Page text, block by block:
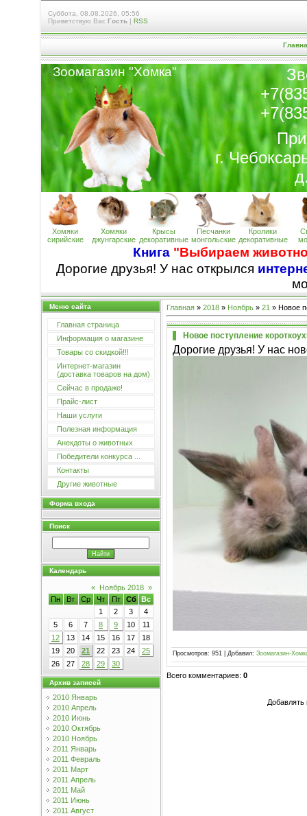
Суббота, 08.08.2026, 05:56
Приветствую Вас Гость| RSS
Зоомагазин "Хомка"
г.
Хомяки
сирийские
Хомяки
джунгарские
Крысы
декоративные
Песчанки
монгольские
Кролики
декоративные
Книга "Выбираем
Дорогие друзья! У нас открылся
Меню сайта
Главная страница
Информация о магазине
Товары со скидкой!!!
Интернет-магазин
(доставка товаров на дом)
Сейчас в продаже!
Прайс-лист
Наши услуги
Полезная информация
Анекдоты о животных
Победители конкурса ...
Контакты
Другие животные
Форма входа
Поиск
Календарь
« Ноябрь 2018 »
Пн
Вт Ср Чт Пт Сб
Вс
1
2 3
4
5
6 7 8 9 10
11
12
13 14 15 16 17
18
19
20 21 22 23 24
25
26
27 28 29 30
Архив записей
2010 Январь
2010 Апрель
2010 Июнь
2010 Октябрь
2010 Ноябрь
2011 Январь
2011 Февраль
2011 Март
2011 Апрель
2011 Май
2011 Июнь
2011 Август
Главная» 2018 » Ноябрь » 21 » Новое
Новое поступление
Дорогие друзья! У нас
Просмотров: 951 Добавил: Зоомагазин-
Всего комментариев: 0
Добавлять